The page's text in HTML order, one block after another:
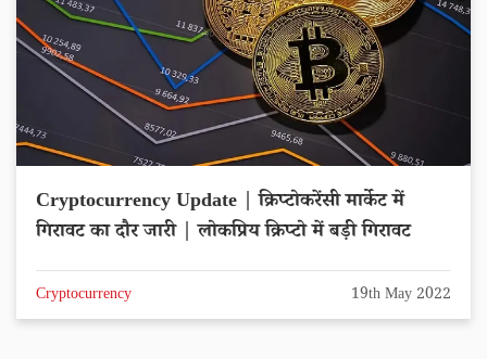
Cryptocurrency Update | क्रिप्टोकरेंसी मार्केट में
गिरावट का दौर जारी | लोकप्रिय क्रिप्टो में बड़ी गिरावट
Cryptocurrency 19th May 2022